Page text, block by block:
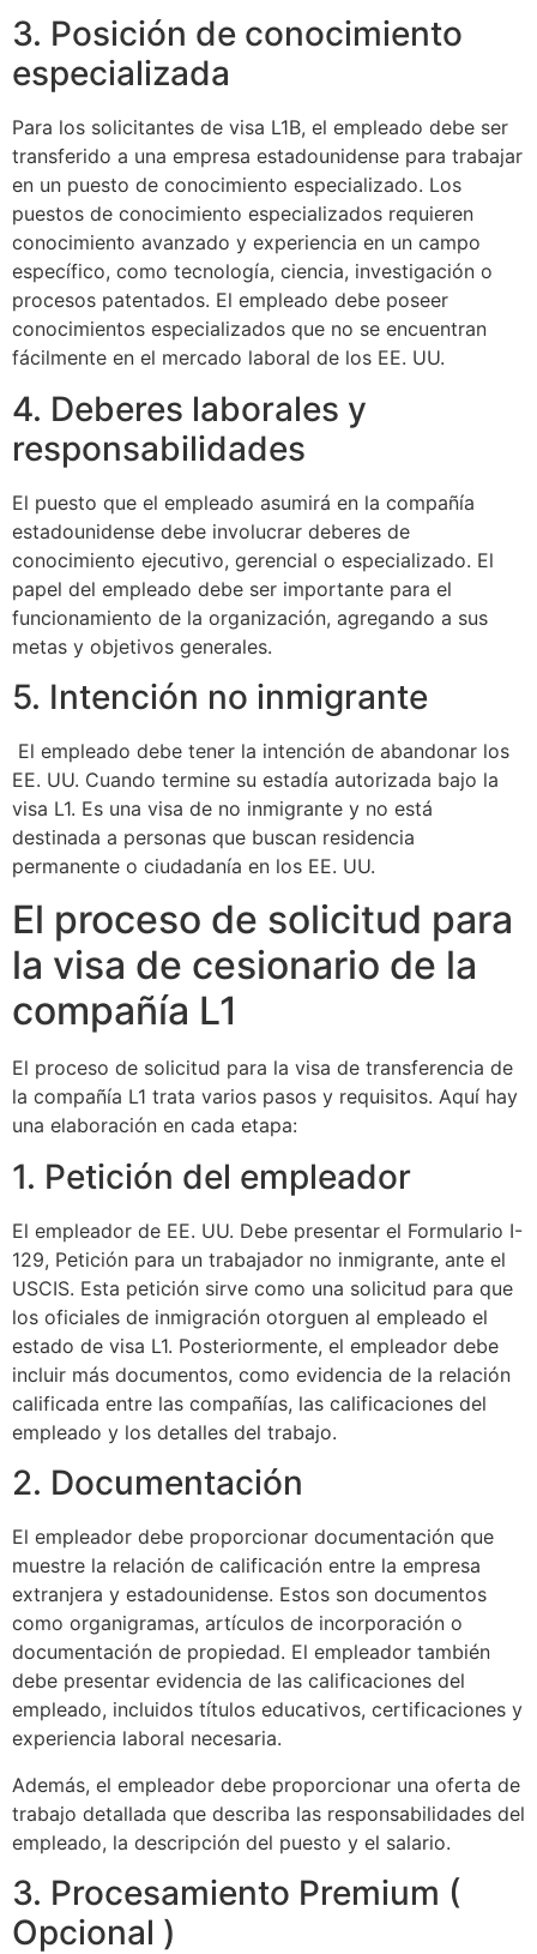
3. Posición de conocimiento
especializada
Para los solicitantes de visa L1B, el empleado debe ser
transferido a una empresa estadounidense para trabajar
en un puesto de conocimiento especializado. Los
puestos de conocimiento especializados requieren
conocimiento avanzado y experiencia en un campo
específico, como tecnología, ciencia, investigación o
procesos patentados. El empleado debe poseer
conocimientos especializados que no se encuentran
fácilmente en el mercado laboral de los EE. UU.
4. Deberes laborales y
responsabilidades
El puesto que el empleado asumirá en la compañía
estadounidense debe involucrar deberes de
conocimiento ejecutivo, gerencial o especializado. El
papel del empleado debe ser importante para el
funcionamiento de la organización, agregando a sus
metas y objetivos generales.
5. Intención no inmigrante
El empleado debe tener la intención de abandonar los
EE. UU. Cuando termine su estadía autorizada bajo la
visa L1. Es una visa de no inmigrante y no está
destinada a personas que buscan residencia
permanente o ciudadanía en los EE. UU.
El proceso de solicitud para
la visa de cesionario de la
compañía L1
El proceso de solicitud para la visa de transferencia de
la compañía L1 trata varios pasos y requisitos. Aquí hay
una elaboración en cada etapa:
1. Petición del empleador
El empleador de EE. UU. Debe presentar el Formulario I-
129, Petición para un trabajador no inmigrante, ante el
USCIS. Esta petición sirve como una solicitud para que
los oficiales de inmigración otorguen al empleado el
estado de visa L1. Posteriormente, el empleador debe
incluir más documentos, como evidencia de la relación
calificada entre las compañías, las calificaciones del
empleado y los detalles del trabajo.
2. Documentación
El empleador debe proporcionar documentación que
muestre la relación de calificación entre la empresa
extranjera y estadounidense. Estos son documentos
como organigramas, artículos de incorporación o
documentación de propiedad. El empleador también
debe presentar evidencia de las calificaciones del
empleado, incluidos títulos educativos, certificaciones y
experiencia laboral necesaria.
Además, el empleador debe proporcionar una oferta de
trabajo detallada que describa las responsabilidades del
empleado, la descripción del puesto y el salario.
3. Procesamiento Premium (
Opcional )